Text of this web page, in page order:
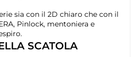
sia con il 2D chiaro che con il
Pinlock, mentoniera e
SCATOLA